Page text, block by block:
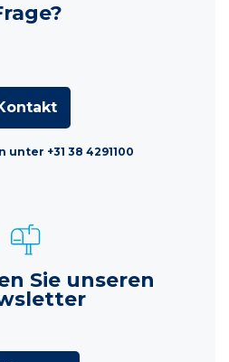
unter +31 38 4291100
Sie unseren